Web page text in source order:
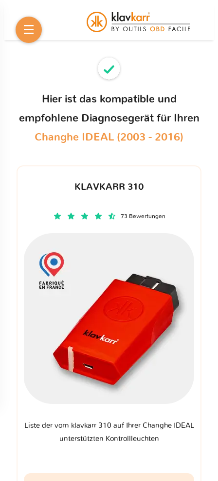
Hier ist das kompatible und
empfohlene Diagnosegerät für Ihren
Changhe IDEAL (2003 - 2016)
KLAVKARR 310
73 Bewertungen
Liste der vom klavkarr 310 auf Ihrer Changhe IDEAL
unterstützten Kontrollleuchten